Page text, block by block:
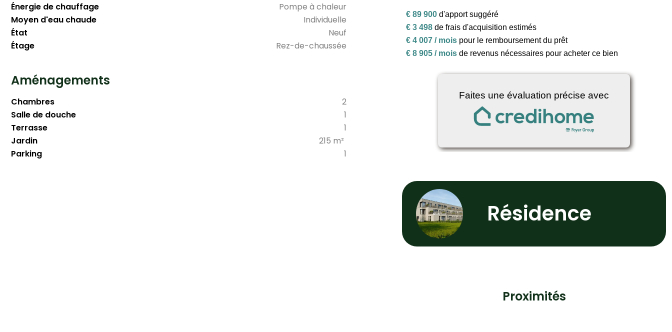
Énergie de chauffage
Pompe à chaleur
Moyen d'eau chaude
Individuelle
État
Neuf
Étage
Rez-de-chaussée
Aménagements
2
Chambres
1
Salle de douche
1
Terrasse
Jardin
215 m²
1
Parking
Résidence
Proximités